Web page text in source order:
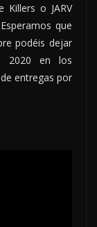
Killers o JARV
que
podéis dejar
2020 en los
entregas por